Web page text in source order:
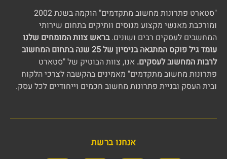
"סטארט פתרונות מחשוב מתקדמים" הוקמה בשנת 2002
ומורכבת מאנשי מקצוע מנוסים וותיקים בתחום שירותי
המחשבים לעסקים רבים ושונים.בראש צוות המומחים שלנו
עומד גיל פוקס המתגאה בניסיון של 25 שנה בתחום המחשוב
לרבות המחשוב לעסקים. אנו, צוות הבוטיק של "סטארט
פתרונות מחשוב מתקדמים" מאמינים בהקשבה לצרכי הלקוח
ובית העסק ובניית פתרונות מחשוב חכמים וייחודיים לכל עסק.
אנחנו ברשת